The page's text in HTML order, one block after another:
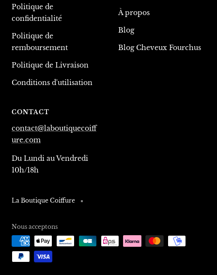
Politique de
confidentialité
Politique de
remboursement
Politique de Livraison
Conditions d'utilisation
À propos
Blog
Blog Cheveux Fourchus
CONTACT
contact@laboutiquecoiff
ure.com
Du Lundi au Vendredi
10h/18h
La Boutique Coiffure
Nous acceptons